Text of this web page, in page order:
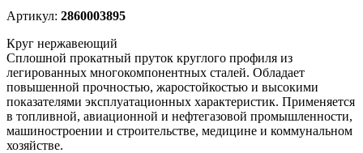
Артикул: 2860003895
Круг нержавеющий
Сплошной прокатный пруток круглого профиля из
легированных многокомпонентных сталей. Обладает
повышенной прочностью, жаростойкостью и высокими
показателями эксплуатационных характеристик. Применяется
в топливной, авиационной и нефтегазовой промышленности,
машиностроении и строительстве, медицине и коммунальном
хозяйстве.